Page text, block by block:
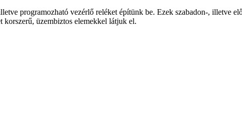
programozható vezérlő reléket építünk be. Ezek szabadon-, illetve
korszerű, üzembiztos elemekkel látjuk el.